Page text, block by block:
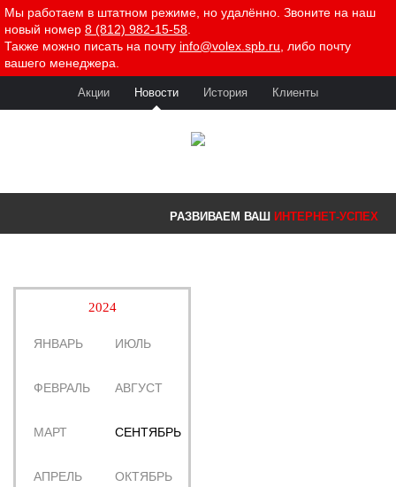
Мы работаем в штатном режиме, но удалённо. Звоните на наш
новый номер 8 (812) 982-15-58
Также можно писать на почту info@volex.spb.ru , либо почту
вашего менеджера.
Акции Новости История Клиенты
РАЗВИВАЕМ ВАШ ИНТЕРНЕТ-УСПЕХ
2024
ЯНВАРЬ
ФЕВРАЛЬ
МАРТ
АПРЕЛЬ
ИЮЛЬ
АВГУСТ
СЕНТЯБРЬ
ОКТЯБРЬ